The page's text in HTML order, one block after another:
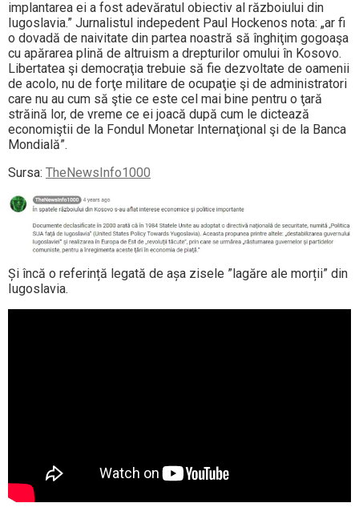
implantarea ei a fost adevăratul obiectiv al războiului din
Iugoslavia.” Jurnalistul indepedent Paul Hockenos nota: „ar fi
o dovadă de naivitate din partea noastră să înghiţim gogoaşa
cu apărarea plină de altruism a drepturilor omului în Kosovo.
Libertatea şi democraţia trebuie să fie dezvoltate de oamenii
de acolo, nu de forţe militare de ocupaţie şi de administratori
care nu au cum să ştie ce este cel mai bine pentru o ţară
străină lor, de vreme ce ei joacă după cum le dictează
economiştii de la Fondul Monetar Internaţional şi de la Banca
Mondială”.
Sursa: TheNewsInfo1000
Și încă o referință legată de așa zisele ”lagăre ale morții” din
Iugoslavia.